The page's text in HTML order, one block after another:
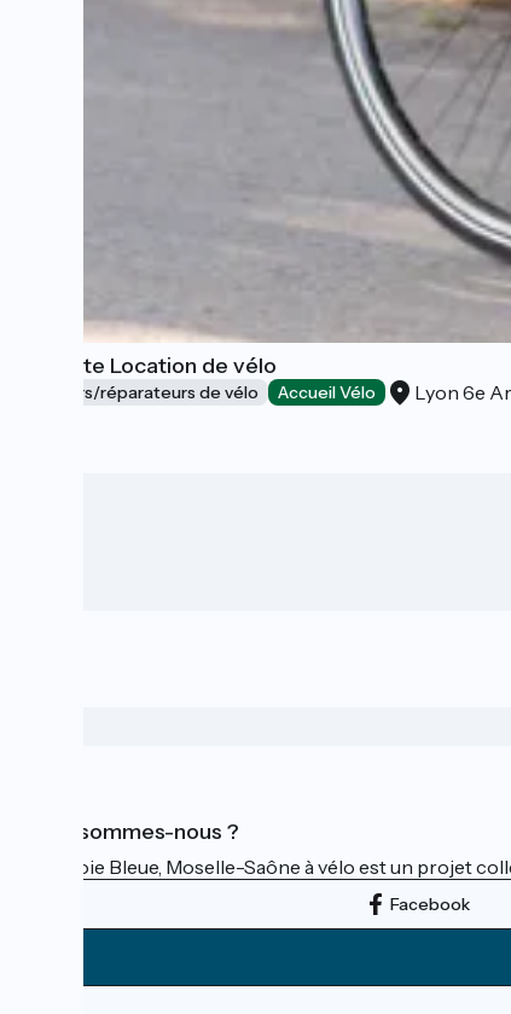
Paulette Location de vélo
Loueurs/réparateurs de vélo Accueil Vélo Lyon 6e
Qui sommes-nous ?
La Voie Bleue, Moselle-Saône à vélo est un projet
Facebook